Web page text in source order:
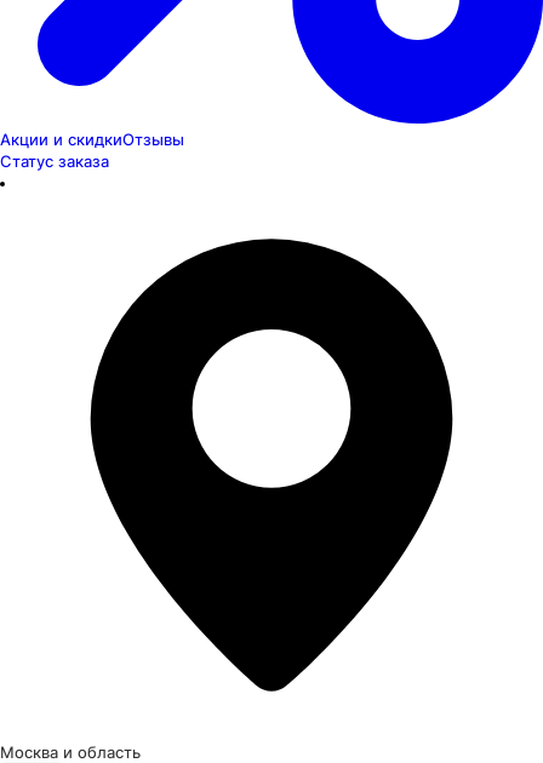
Акции и скидкиОтзывы
Статус заказа
Москва и область